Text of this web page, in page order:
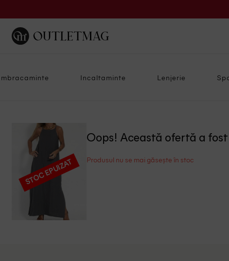
Incaltaminte Lenjerie
STOC EPUIZAT
Oops! Această ofertă a
Produsul nu se mai găsește în stoc